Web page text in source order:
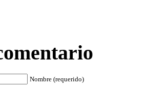
Nombre (requerido)